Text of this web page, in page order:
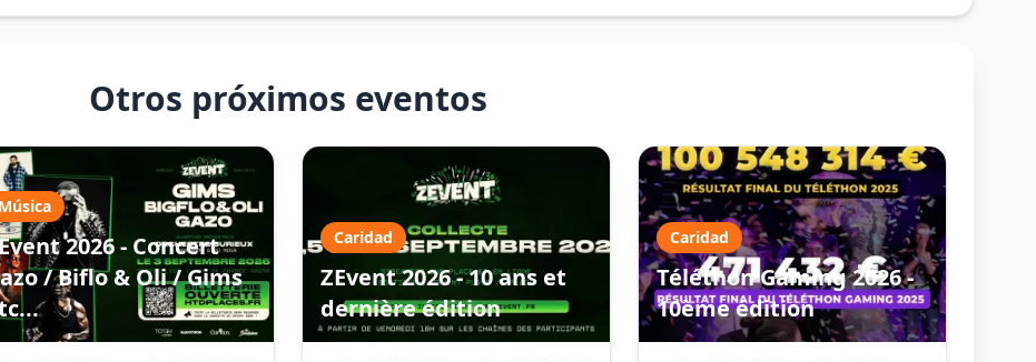
Otros próximos eventos
Música
2026 - Concert
/ Biflo & Oli / Gims
Caridad
ZEvent 2026 - 10 ans et
dernière édition
Caridad
Téléthon Gaming 2026 -
10ème édition